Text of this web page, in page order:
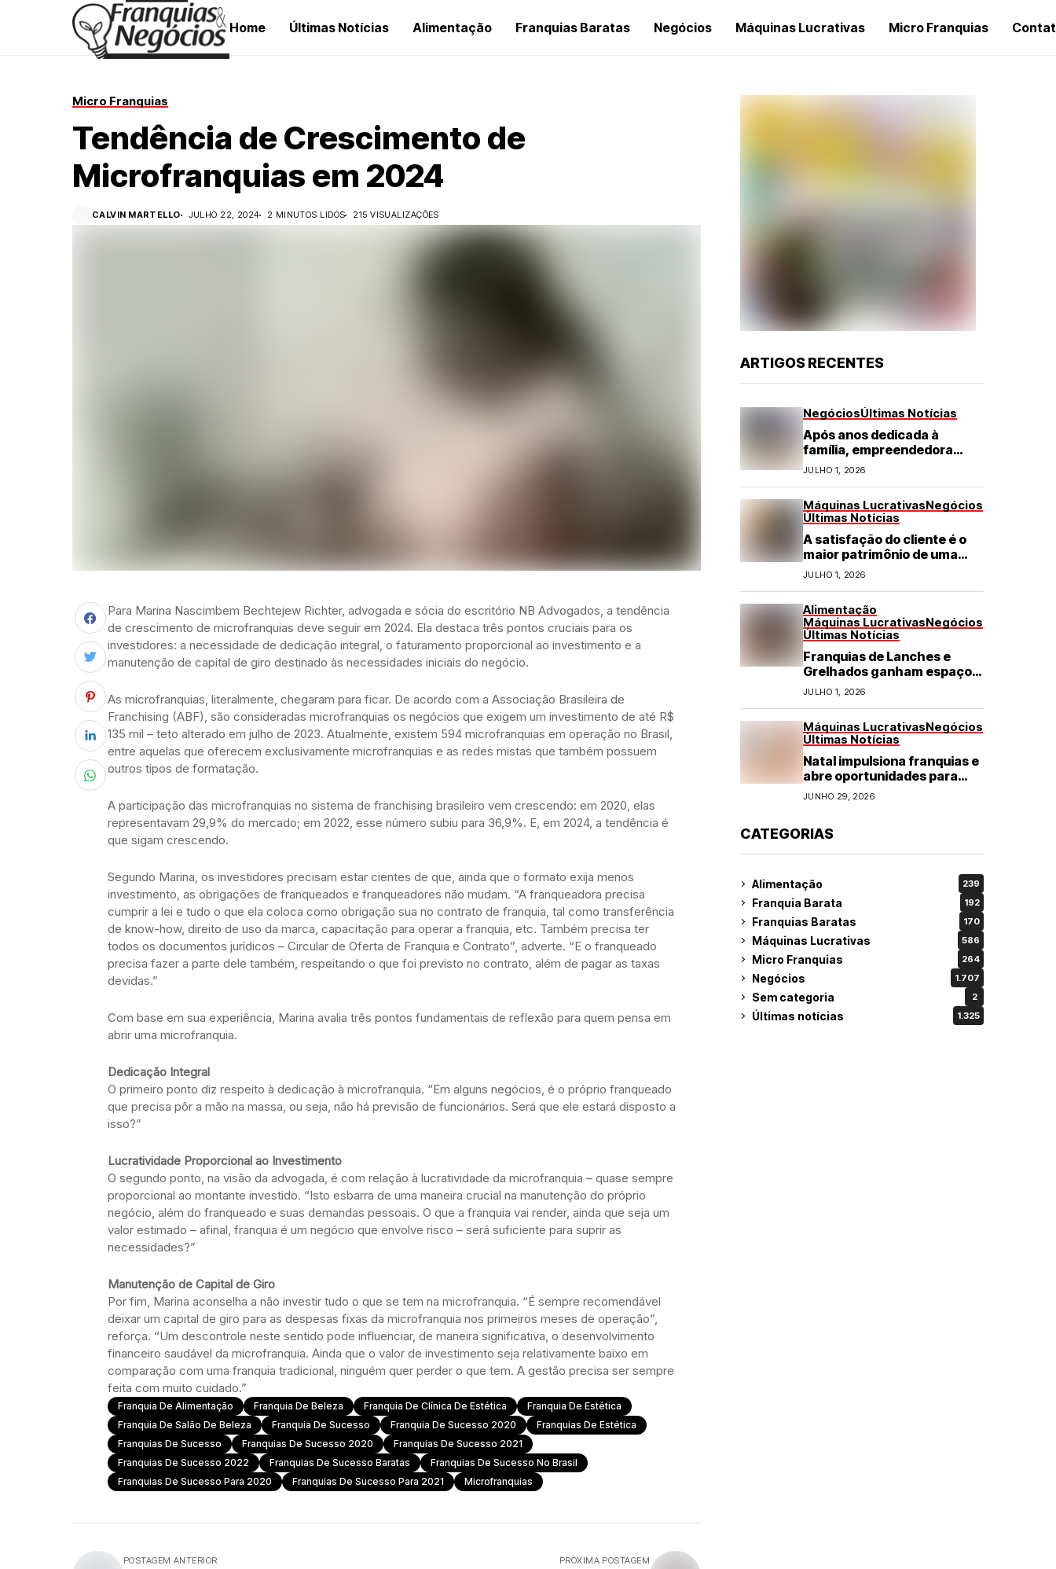
Home Últimas Notícias Alimentação Franquias Baratas Negócios Máquinas Lucrativas Micro Franquias
Micro Franquias
Tendência de Crescimento de
Microfranquias em 2024
CALVIN MARTELLO JULHO 22, 2024 2 MINUTOS LIDOS 215 VISUALIZAÇÕES
Para Marina Nascimbem Bechtejew Richter, advogada e sócia do escritório NB Advogados, a tendência
de crescimento de microfranquias deve seguir em 2024. Ela destaca três pontos cruciais para os
investidores: a necessidade de dedicação integral, o faturamento proporcional ao investimento e a
manutenção de capital de giro destinado às necessidades iniciais do negócio.
As microfranquias, literalmente, chegaram para ficar. De acordo com a Associação Brasileira de
Franchising (ABF), são consideradas microfranquias os negócios que exigem um investimento de até R$
135 mil – teto alterado em julho de 2023. Atualmente, existem 594 microfranquias em operação no Brasil,
entre aquelas que oferecem exclusivamente microfranquias e as redes mistas que também possuem
outros tipos de formatação.
A participação das microfranquias no sistema de franchising brasileiro vem crescendo: em 2020, elas
representavam 29,9% do mercado; em 2022, esse número subiu para 36,9%. E, em 2024, a tendência é
que sigam crescendo.
Segundo Marina, os investidores precisam estar cientes de que, ainda que o formato exija menos
investimento, as obrigações de franqueados e franqueadores não mudam. “A franqueadora precisa
cumprir a lei e tudo o que ela coloca como obrigação sua no contrato de franquia, tal como transferência
de know-how, direito de uso da marca, capacitação para operar a franquia, etc. Também precisa ter
todos os documentos jurídicos – Circular de Oferta de Franquia e Contrato”, adverte. “E o franqueado
precisa fazer a parte dele também, respeitando o que foi previsto no contrato, além de pagar as taxas
devidas.”
Com base em sua experiência, Marina avalia três pontos fundamentais de reflexão para quem pensa em
abrir uma microfranquia.
Dedicação Integral
O primeiro ponto diz respeito à dedicação à microfranquia. “Em alguns negócios, é o próprio franqueado
que precisa pôr a mão na massa, ou seja, não há previsão de funcionários. Será que ele estará disposto a
isso?”
Lucratividade Proporcional ao Investimento
O segundo ponto, na visão da advogada, é com relação à lucratividade da microfranquia – quase sempre
proporcional ao montante investido. “Isto esbarra de uma maneira crucial na manutenção do próprio
negócio, além do franqueado e suas demandas pessoais. O que a franquia vai render, ainda que seja um
valor estimado – afinal, franquia é um negócio que envolve risco – será suficiente para suprir as
necessidades?”
Manutenção de Capital de Giro
Por fim, Marina aconselha a não investir tudo o que se tem na microfranquia. “É sempre recomendável
deixar um capital de giro para as despesas fixas da microfranquia nos primeiros meses de operação”,
reforça. “Um descontrole neste sentido pode influenciar, de maneira significativa, o desenvolvimento
financeiro saudável da microfranquia. Ainda que o valor de investimento seja relativamente baixo em
comparação com uma franquia tradicional, ninguém quer perder o que tem. A gestão precisa ser sempre
feita com muito cuidado.”
Franquia De Alimentação Franquia De Beleza Franquia De Clínica De Estética
Franquia De Estética
Franquia De Salão De Beleza
Franquia De Sucesso Franquia De Sucesso 2020
Franquias De Estética
Franquias De Sucesso
Franquias De Sucesso 2020
Franquias De Sucesso 2021
Franquias De Sucesso 2022
Franquias De Sucesso Baratas
Franquias De Sucesso No Brasil
Franquias De Sucesso Para 2020
Franquias De Sucesso Para 2021 Microfranquias
POSTAGEM ANTERIOR PRÓXIMA POSTAGEM
ARTIGOS RECENTES
NegóciosÚltimas Notícias
Após anos dedicada à
família, empreendedora
transforma franquia de
turismo em negócio de
JULHO 1, 2026
Máquinas LucrativasNegócios
Últimas Notícias
A satisfação do cliente é o
maior patrimônio de uma
franquia
JULHO 1, 2026
Alimentação
Máquinas LucrativasNegócios
Últimas Notícias
Franquias de Lanches e
Grelhados ganham espaço
com demanda por refeições
rápidas e de qualidade
JULHO 1, 2026
Máquinas LucrativasNegócios
Últimas Notícias
Natal impulsiona franquias e
abre oportunidades para
diversos segmentos do
JUNHO 29, 2026
CATEGORIAS
Alimentação 239
Franquia Barata 192
Franquias Baratas 170
Máquinas Lucrativas 586
Micro Franquias 264
Negócios 1.707
Sem categoria 2
Últimas notícias 1.325